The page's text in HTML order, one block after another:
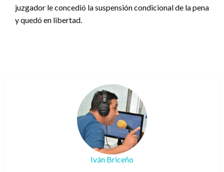
juzgador le concedió la suspensión condicional de la pena
y quedó en libertad.
Iván Briceño